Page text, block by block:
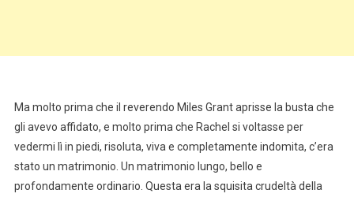
Ma molto prima che il reverendo Miles Grant aprisse la busta che
gli avevo affidato, e molto prima che Rachel si voltasse per
vedermi lì in piedi, risoluta, viva e completamente indomita, c’era
stato un matrimonio. Un matrimonio lungo, bello e
profondamente ordinario. Questa era la squisita crudeltà della